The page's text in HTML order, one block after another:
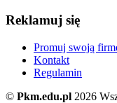
Reklamuj się
Promuj swoją
Kontakt
Regulamin
© Pkm.edu.pl 2026